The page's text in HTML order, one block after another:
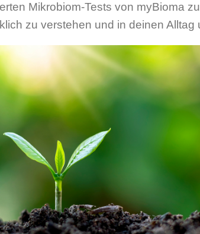
Mikrobiom-Tests von myBioma
zu verstehen und in deinen Alltag